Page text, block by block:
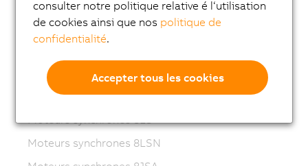
Motoréducteurs 8WSB
Motoréducteurs 8LVB
Moteurs synchrones 8LWA
Moteurs synchrones 8LSN
consulter notre politique relative é l‘utilisation
de cookies ainsi que nos politique de
confidentialité.
Accepter tous les cookies